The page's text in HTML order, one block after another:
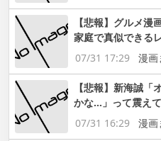
【悲報】グルメ漫
家庭で真似できる
07/31 17:29
漫画
【悲報】新海誠「
かな…」って震え
07/31 16:29
漫画